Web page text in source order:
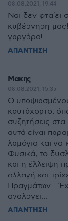
08.08.2021, 19:44
Ναι δεν φταίει
κυβέρνηση
γαργάρα!
ΑΠΑΝΤΗΣΗ
Μακης
08.08.2021, 15:35
Ο
κουτόχορτο,
συζητήσεις
αυτά είναι
λαμόγια και να
Φυσικά, το
και η έλλειψη
αλλαγή και
Πραγμάτων...
αναλογεί...
ΑΠΑΝΤΗΣΗ